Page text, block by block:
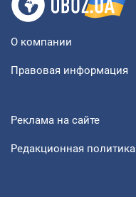
О компании
Правовая информация
Реклама на сайте
Редакционная политика